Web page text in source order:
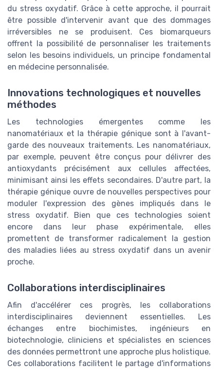
du stress oxydatif. Grâce à cette approche, il pourrait
être possible d'intervenir avant que des dommages
irréversibles ne se produisent. Ces biomarqueurs
offrent la possibilité de personnaliser les traitements
selon les besoins individuels, un principe fondamental
en médecine personnalisée.
Innovations technologiques et nouvelles
méthodes
Les technologies émergentes comme les
nanomatériaux et la thérapie génique sont à l'avant-
garde des nouveaux traitements. Les nanomatériaux,
par exemple, peuvent être conçus pour délivrer des
antioxydants précisément aux cellules affectées,
minimisant ainsi les effets secondaires. D'autre part, la
thérapie génique ouvre de nouvelles perspectives pour
moduler l'expression des gènes impliqués dans le
stress oxydatif. Bien que ces technologies soient
encore dans leur phase expérimentale, elles
promettent de transformer radicalement la gestion
des maladies liées au stress oxydatif dans un avenir
proche.
Collaborations interdisciplinaires
Afin d'accélérer ces progrès, les collaborations
interdisciplinaires deviennent essentielles. Les
échanges entre biochimistes, ingénieurs en
biotechnologie, cliniciens et spécialistes en sciences
des données permettront une approche plus holistique.
Ces collaborations facilitent le partage d'informations